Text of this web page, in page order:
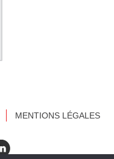
MENTIONS LÉGALES